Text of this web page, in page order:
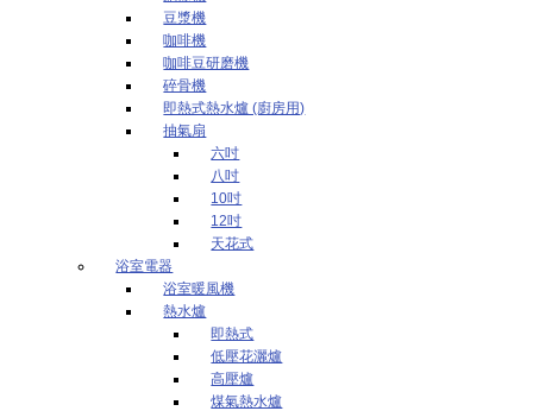
豆漿機
咖啡機
咖啡豆研磨機
碎骨機
即熱式熱水爐 (廚房用)
抽氣扇
六吋
八吋
10吋
12吋
天花式
浴室電器
浴室暖風機
熱水爐
即熱式
低壓花灑爐
高壓爐
煤氣熱水爐